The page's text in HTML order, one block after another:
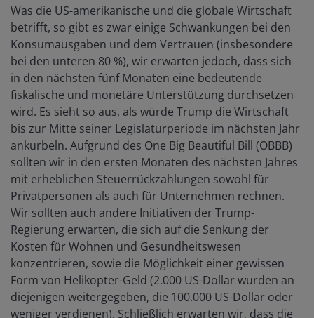
Was die US-amerikanische und die globale Wirtschaft
betrifft, so gibt es zwar einige Schwankungen bei den
Konsumausgaben und dem Vertrauen (insbesondere
bei den unteren 80 %), wir erwarten jedoch, dass sich
in den nächsten fünf Monaten eine bedeutende
fiskalische und monetäre Unterstützung durchsetzen
wird. Es sieht so aus, als würde Trump die Wirtschaft
bis zur Mitte seiner Legislaturperiode im nächsten Jahr
ankurbeln. Aufgrund des One Big Beautiful Bill (OBBB)
sollten wir in den ersten Monaten des nächsten Jahres
mit erheblichen Steuerrückzahlungen sowohl für
Privatpersonen als auch für Unternehmen rechnen.
Wir sollten auch andere Initiativen der Trump-
Regierung erwarten, die sich auf die Senkung der
Kosten für Wohnen und Gesundheitswesen
konzentrieren, sowie die Möglichkeit einer gewissen
Form von Helikopter-Geld (2.000 US-Dollar wurden an
diejenigen weitergegeben, die 100.000 US-Dollar oder
weniger verdienen). Schließlich erwarten wir, dass die